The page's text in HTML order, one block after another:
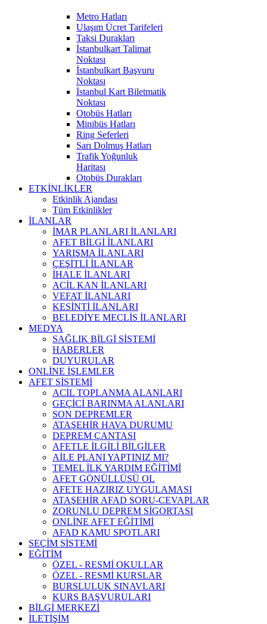
Metro Hatları
Ulaşım Ücret Tarifeleri
Taksi Durakları
İstanbulkart Talimat
Noktası
İstanbulkart Başvuru
Noktası
İstanbul Kart Biletmatik
Noktası
Otobüs Hatları
Minibüs Hatları
Ring Seferleri
Sarı Dolmuş Hatları
Trafik Yoğunluk
Haritası
Otobüs Durakları
ETKİNLİKLER
Etkinlik Ajandası
Tüm Etkinlikler
İLANLAR
İMAR PLANLARI İLANLARI
AFET BİLGİ İLANLARI
YARIŞMA İLANLARI
ÇEŞİTLİ İLANLAR
İHALE İLANLARI
ACİL KAN İLANLARI
VEFAT İLANLARI
KESİNTİ İLANLARI
BELEDİYE MECLİS İLANLARI
MEDYA
SAĞLIK BİLGİ SİSTEMİ
HABERLER
DUYURULAR
ONLİNE İŞLEMLER
AFET SİSTEMİ
ACİL TOPLANMA ALANLARI
GEÇİCİ BARINMA ALANLARI
SON DEPREMLER
ATAŞEHİR HAVA DURUMU
DEPREM ÇANTASI
AFETLE İLGİLİ BİLGİLER
AİLE PLANI YAPTINIZ MI?
TEMEL İLK YARDIM EĞİTİMİ
AFET GÖNÜLLÜSÜ OL
AFETE HAZIRIZ UYGULAMASI
ATAŞEHİR AFAD SORU-CEVAPLAR
ZORUNLU DEPREM SİGORTASI
ONLİNE AFET EĞİTİMİ
AFAD KAMU SPOTLARI
SEÇİM SİSTEMİ
EĞİTİM
ÖZEL - RESMİ OKULLAR
ÖZEL - RESMİ KURSLAR
BURSLULUK SINAVLARI
KURS BAŞVURULARI
BİLGİ MERKEZİ
İLETİŞİM